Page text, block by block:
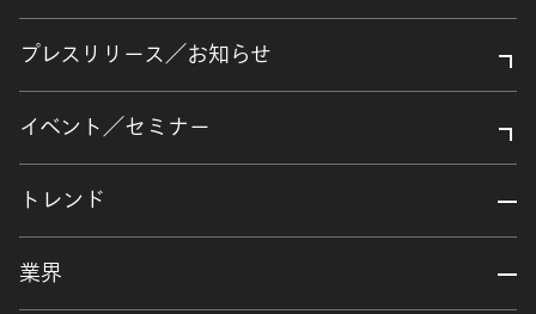
プレスリリース／お知らせ
イベント／セミナー
トレンド
業界